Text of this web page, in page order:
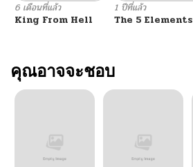
6 เดือนที่แล้ว
King From Hell
1 ปีที่แล้ว
The 5 Elements
คุณอาจจะชอบ